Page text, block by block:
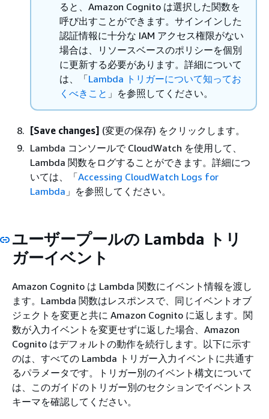
ると、Amazon Cognito は選択した関数を
呼び出すことができます。サインインした
認証情報に十分な IAM アクセス権限がない
場合は、リソースベースのポリシーを個別
に更新する必要があります。詳細について
は、「Lambda トリガーについて知ってお
くべきこと 」を参照してください。
[Save changes] (変更の保存) をクリックします。
Lambda コンソールで CloudWatch を使用して、
Lambda 関数をログすることができます。詳細につ
いては、「Accessing CloudWatch Logs for
Lambda 」を参照してください。
ユーザープールの Lambda トリ
ガーイベント
Amazon Cognito は Lambda 関数にイベント情報を渡し
ます。Lambda 関数はレスポンスで、同じイベントオブ
ジェクトを変更と共に Amazon Cognito に返します。関
数が入力イベントを変更せずに返した場合、Amazon
Cognito はデフォルトの動作を続行します。以下に示す
のは、すべての Lambda トリガー入力イベントに共通す
るパラメータです。トリガー別のイベント構文について
は、このガイドのトリガー別のセクションでイベントス
キーマを確認してください。